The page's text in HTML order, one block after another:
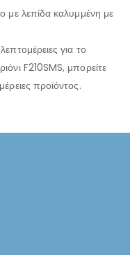
με λεπίδα καλυμμένη με
για το
F210SMS, μπορείτε
προϊόντος.